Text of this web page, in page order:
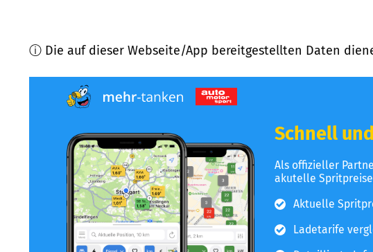
ⓘ Die auf dieser Webseite/App bereitgestellten Daten
Schnell
Als offizieller
akutelle
Aktuelle
Ladetarife